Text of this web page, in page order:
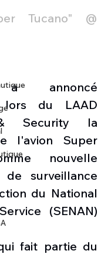
Tucano" @
a annoncé
lors du LAAD
Security la
l'avion Super
nouvelle
de surveillance
du National
(SENAN)
fait partie du